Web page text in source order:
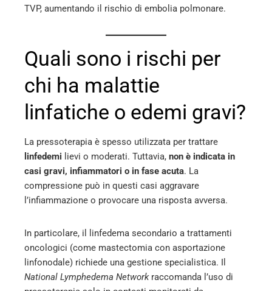
TVP, aumentando il rischio di embolia polmonare.
Quali sono i rischi per
chi ha malattie
linfatiche o edemi gravi?
La pressoterapia è spesso utilizzata per trattare
linfedemi lievi o moderati. Tuttavia, non è indicata in
casi gravi, infiammatori o in fase acuta. La
compressione può in questi casi aggravare
l’infiammazione o provocare una risposta avversa.
In particolare, il linfedema secondario a trattamenti
oncologici (come mastectomia con asportazione
linfonodale) richiede una gestione specialistica. Il
National Lymphedema Networkraccomanda l’uso di